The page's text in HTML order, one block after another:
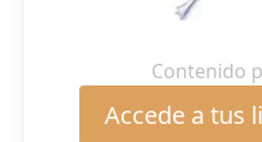
Contenido
Accede a tus